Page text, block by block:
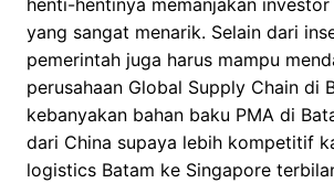
henti-hentinya memanjakan
yang sangat menarik. Selain dari
pemerintah juga harus mampu
perusahaan Global Supply Chain di
kebanyakan bahan baku PMA di
dari China supaya lebih kompetitif
logistics Batam ke Singapore